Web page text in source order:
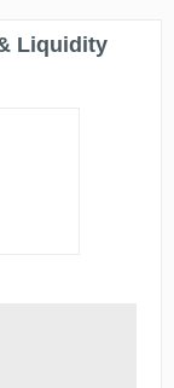
Liquidity